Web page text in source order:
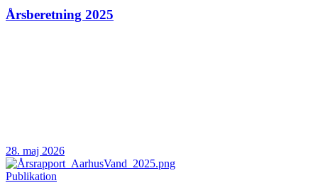
Årsberetning 2025
28. maj 2026
Publikation